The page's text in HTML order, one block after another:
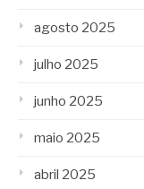
agosto 2025
julho 2025
junho 2025
maio 2025
abril 2025